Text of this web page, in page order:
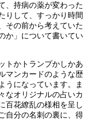
、持病の薬が変わった
りして、すっかり時間
その前から考えていた
か」について書いてい
トかトランプかしかあ
マンカードのような歴
うになっています。ま
なオリジナルの占いカ
百花繚乱の様相を呈し
自分の名刺の裏に、得